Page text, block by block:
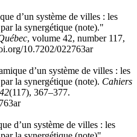
d’un système de villes : les
la synergétique (note)."
, volume 42, number 117,
10.7202/022763ar
d’un système de villes : les
la synergétique (note). Cahiers
42(117), 367–377.
d’un système de villes : les